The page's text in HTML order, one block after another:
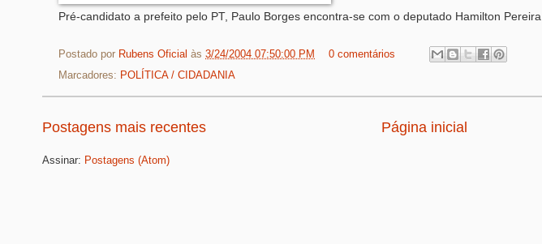
Pré-candidato a prefeito pelo PT, Paulo Borges encontra-se com o deputado Hamilton Pereira
Postado por Rubens Oficial às 3/24/2004 07:50:00 PM
0 comentários
Marcadores: POLÍTICA / CIDADANIA
Postagens mais recentes Página inicial
Assinar: Postagens (Atom)